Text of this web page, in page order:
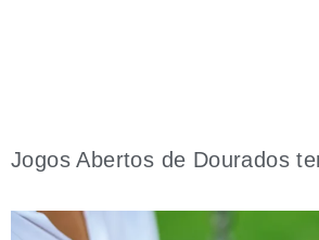
Jogos Abertos de Dourados